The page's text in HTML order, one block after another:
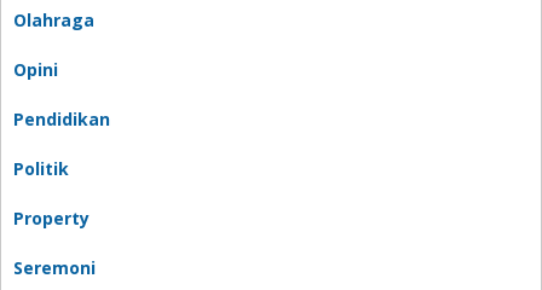
Olahraga
Opini
Pendidikan
Politik
Property
Seremoni